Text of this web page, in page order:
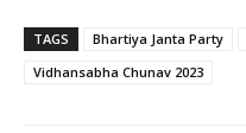
TAGS Bhartiya Janta Party
Vidhansabha Chunav 2023